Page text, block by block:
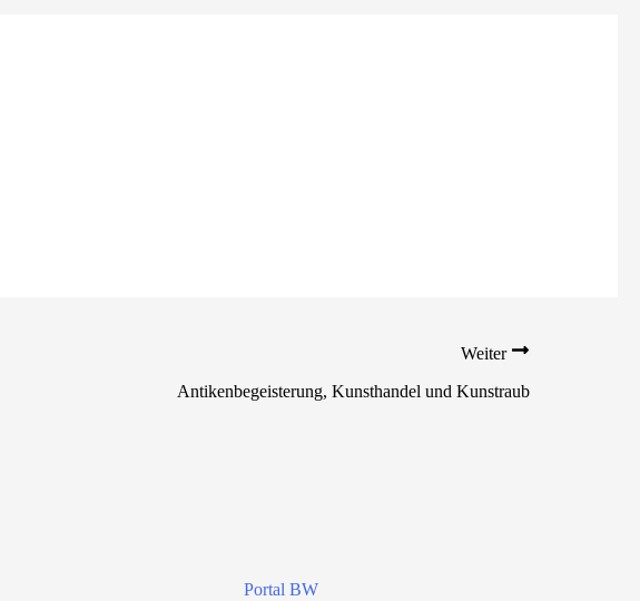
Weiter
Antikenbegeisterung, Kunsthandel und Kunstraub
Portal BW